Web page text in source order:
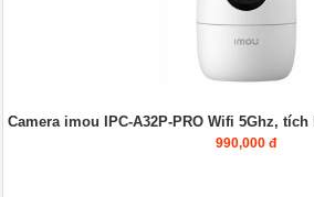
Camera imou IPC-A32P-PRO Wifi 5Ghz,
990,000 đ